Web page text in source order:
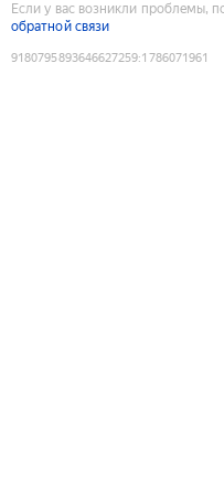
Если у вас возникли проблемы,
обратной связи
9180795893646627259:1786071961